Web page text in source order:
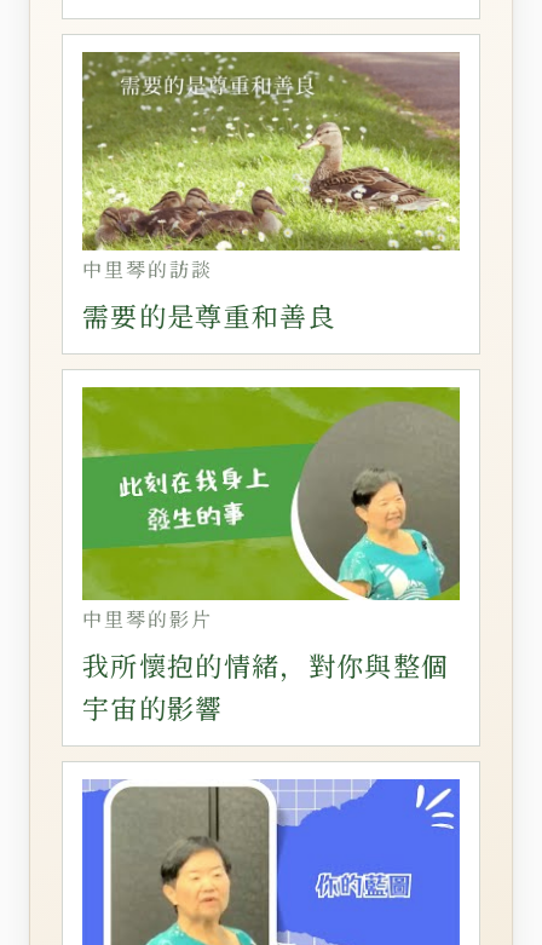
中里琴的訪談
需要的是尊重和善良
中里琴的影片
我所懷抱的情緒，對你與整個
宇宙的影響